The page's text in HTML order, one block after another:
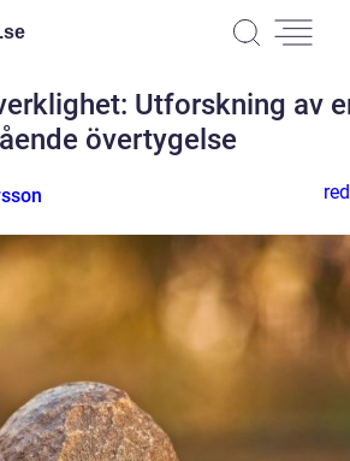
se
Utforskning av
övertygelse